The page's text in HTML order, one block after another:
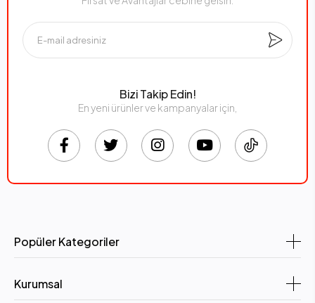
Bizi Takip Edin!
En yeni ürünler ve kampanyalar için,
Popüler Kategoriler
Kurumsal